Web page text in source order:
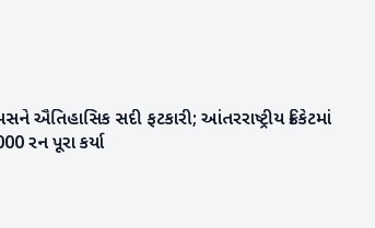
ઐતિહાસિક સદી ફટકારી; આંતરરાષ્ટ્રીય ક્રિકેટમાં
રન પૂરા કર્યા